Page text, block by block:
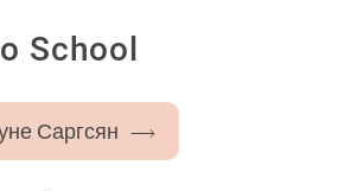
School
Саргсян